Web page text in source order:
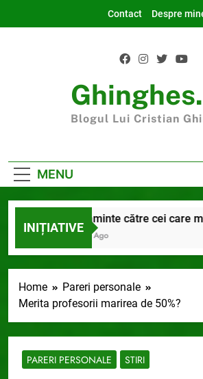
Contact Despre
Blogul Lui Cristian
MENU
INIȚIATIVE
Rugăminte către cei care mă
9 Luni Ago
Home
Pareri personale
Merita profesorii marirea de 50%?
PARERI PERSONALE STIRI